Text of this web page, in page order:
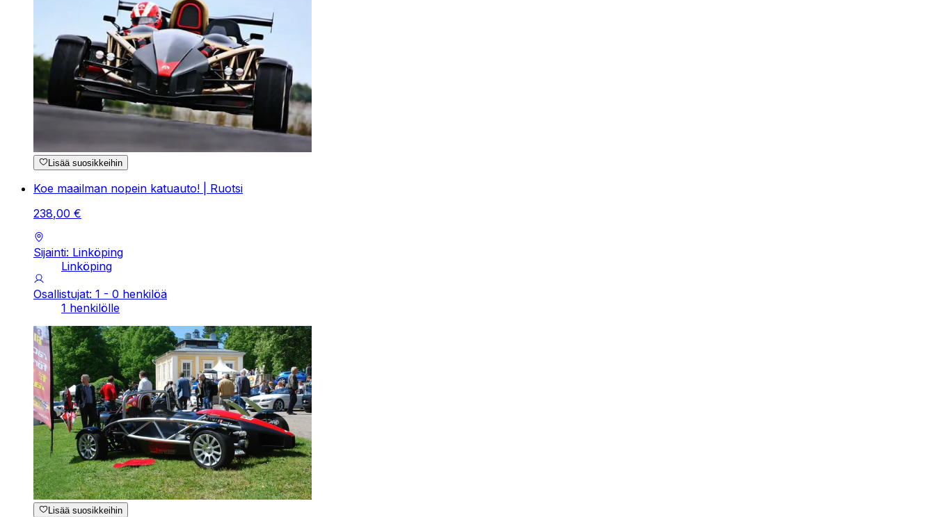
Lisää suosikkeihin
Koe maailman nopein katuauto! | Ruotsi
238,00 €
Sijainti: Linköping
Linköping
Osallistujat: 1 - 0 henkilöä
1 henkilölle
Lisää suosikkeihin